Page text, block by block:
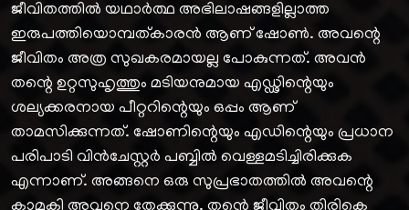
ജീവിതത്തിൽ യഥാർത്ഥ അഭിലാഷങ്ങളില്ലാത്ത
ഇരുപത്തിയൊമ്പത്കാരൻ ആണ് ഷോൺ. അവന്റെ
ജീവിതം അത്ര സുഖകരമായല്ല പോകുന്നത്. അവൻ
തന്റെ ഉറ്റസുഹൃത്തും മടിയനുമായ എഡ്ഢിന്റെയും
ശല്യക്കരനായ പീറ്ററിന്റെയും ഒപ്പം ആണ്
താമസിക്കുന്നത്. ഷോണിന്റെയും എഡിന്റെയും പ്രധാന
പരിപാടി വിൻചേസ്റ്റർ പബ്ബിൽ വെള്ളമടിച്ചിരിക്കുക
എന്നാണ്. അങ്ങനെ ഒരു സുപ്രഭാതത്തിൽ അവന്റെ